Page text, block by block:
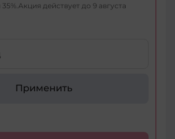
35% Акция действует до 9 августа
Применить